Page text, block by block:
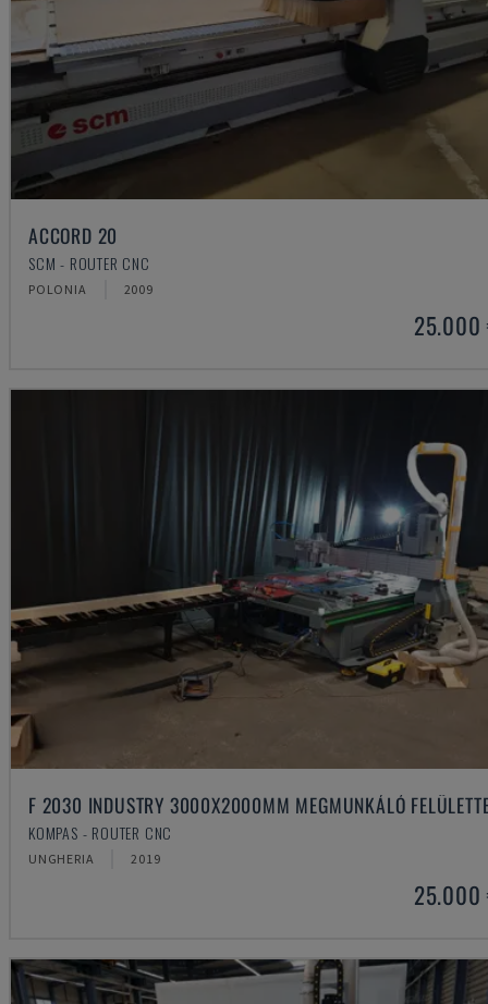
ACCORD 20
SCM - ROUTER CNC
POLONIA 2009
25.000
F 2030 INDUSTRY 3000X2000MM MEGMUNKÁLÓ
KOMPAS - ROUTER CNC
UNGHERIA 2019
25.000